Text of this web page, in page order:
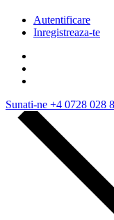
Autentificare
Inregistreaza-te
Sunati-ne +4 0728 028